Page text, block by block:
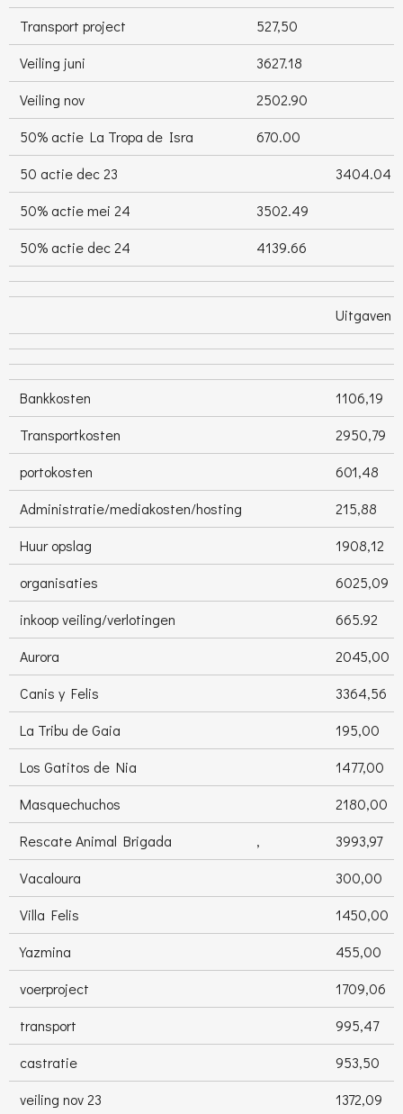
Transport project
527,50
Veiling juni
3627.18
Veiling nov
2502.90
50% actie La Tropa de Isra
670.00
50 actie dec 23
3404.04
50% actie mei 24
3502.49
50% actie dec 24
4139.66
Uitgaven
Bankkosten
1106,19
Transportkosten
2950,79
portokosten
601,48
Administratie/mediakosten/hosting
215,88
Huur opslag
1908,12
organisaties
6025,09
inkoop veiling/verlotingen
665.92
Aurora
2045,00
Canis y Felis
3364,56
La Tribu de Gaia
195,00
Los Gatitos de Nia
1477,00
Masquechuchos
2180,00
Rescate Animal Brigada
,
3993,97
Vacaloura
300,00
Villa Felis
1450,00
Yazmina
455,00
voerproject
1709,06
transport
995,47
castratie
953,50
veiling nov 23
1372,09